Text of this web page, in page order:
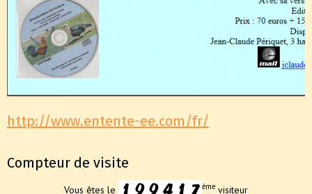
http://www.entente-ee.com/fr/
Compteur de visite
Vous êtes le ème visiteur